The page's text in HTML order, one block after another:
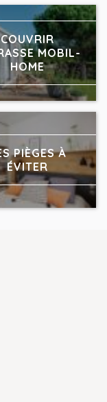
COUVRIR
MOBIL-
HOME
PIÈGES À
ÉVITER